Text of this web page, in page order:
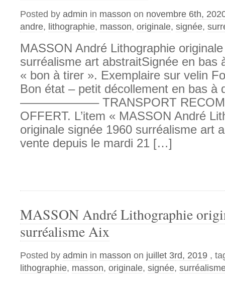
Posted by admin in masson on novembre 6th,
andre, lithographie, masson, originale, signée,
MASSON André Lithographie
surréalisme art abstraitSignée en bas
« bon à tirer ». Exemplaire sur velin
Bon état – petit décollement en bas à
——————– TRANSPORT
OFFERT. L’item « MASSON André
originale signée 1960 surréalisme art
vente depuis le mardi 21 […]
MASSON André Lithographie
surréalisme Aix
Posted by admin in masson on juillet 3rd, 2019 ,
lithographie, masson, originale, signée,